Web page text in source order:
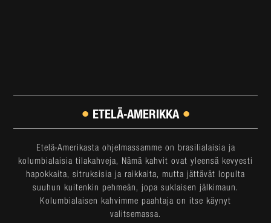
• ETELÄ-AMERIKKA •
Etelä-Amerikasta ohjelmassamme on brasilialaisia ja
kolumbialaisia tilakahveja, Nämä kahvit ovat yleensä kevyesti
hapokkaita, sitruksisia ja raikkaita, mutta jättävät lopulta
suuhun kuitenkin pehmeän, jopa suklaisen jälkimaun.
Kolumbialaisen kahvimme paahtaja on itse käynyt
valitsemassa.